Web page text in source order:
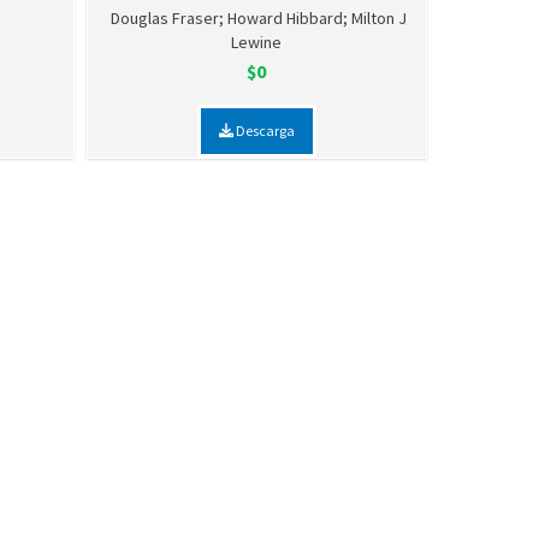
Douglas Fraser; Howard Hibbard; Milton J
Lewine
$0
Descarga